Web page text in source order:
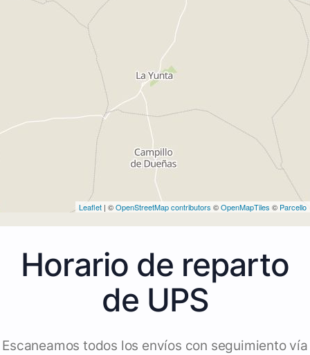
Leaflet | ©OpenStreetMap contributors ©OpenMapTiles © Parcello
Horario de reparto
de UPS
Escaneamos todos los envíos con seguimiento vía